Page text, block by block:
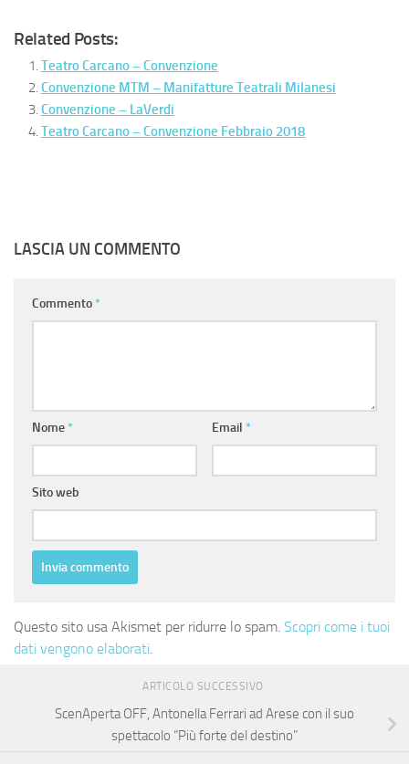
Related Posts:
Teatro Carcano – Convenzione
Convenzione MTM – Manifatture Teatrali Milanesi
Convenzione – LaVerdi
Teatro Carcano – Convenzione Febbraio 2018
LASCIA UN COMMENTO
Commento *
Nome * Email *
Sito web
Questo sito usa Akismet per ridurre lo spam. Scopri come i tuoi
dati vengono elaborati.
ARTICOLO SUCCESSIVO
ScenAperta OFF, Antonella Ferrari ad Arese con il suo
spettacolo “Più forte del destino”